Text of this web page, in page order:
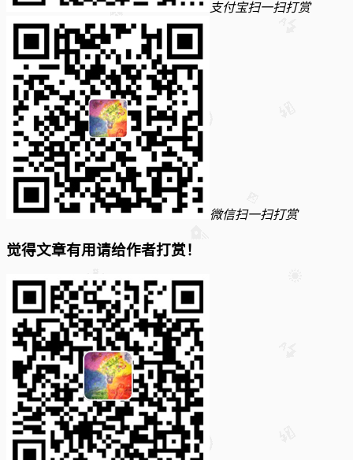
支付宝扫一扫打赏
微信扫一扫打赏
觉得文章有用请给作者打赏！